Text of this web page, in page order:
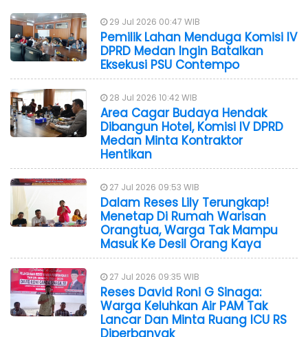
29 Jul 2026 00:47 WIB
Pemilik Lahan Menduga Komisi IV
DPRD Medan Ingin Batalkan
Eksekusi PSU Contempo
28 Jul 2026 10:42 WIB
Area Cagar Budaya Hendak
Dibangun Hotel, Komisi IV DPRD
Medan Minta Kontraktor
Hentikan
27 Jul 2026 09:53 WIB
Dalam Reses Lily Terungkap!
Menetap Di Rumah Warisan
Orangtua, Warga Tak Mampu
Masuk Ke Desil Orang Kaya
27 Jul 2026 09:35 WIB
Reses David Roni G Sinaga:
Warga Keluhkan Air PAM Tak
Lancar Dan Minta Ruang ICU RS
Diperbanyak